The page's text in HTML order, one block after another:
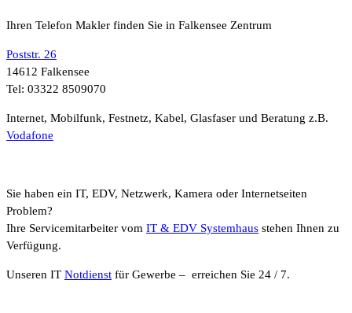
Ihren Telefon Makler finden Sie in Falkensee Zentrum
Poststr. 26
14612 Falkensee
Tel: 03322 8509070
Internet, Mobilfunk, Festnetz, Kabel, Glasfaser und Beratung z.B.
Vodafone
Sie haben ein IT, EDV, Netzwerk, Kamera oder Internetseiten
Problem?
Ihre Servicemitarbeiter vom IT & EDV Systemhaus stehen Ihnen zu
Verfügung.
Unseren IT Notdienst für Gewerbe – erreichen Sie 24 / 7.